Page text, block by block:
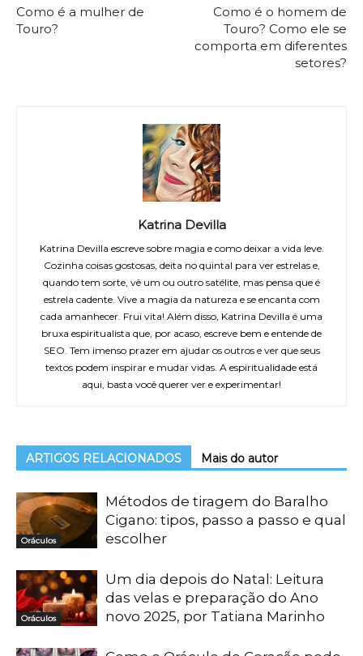
Como é a mulher de
Touro?
Como é o homem de
Touro? Como ele se
comporta em diferentes
setores?
Katrina Devilla
Katrina Devilla escreve sobre magia e como deixar a vida leve.
Cozinha coisas gostosas, deita no quintal para ver estrelas e,
quando tem sorte, vê um ou outro satélite, mas pensa que é
estrela cadente. Vive a magia da natureza e se encanta com
cada amanhecer. Frui vita! Além disso, Katrina Devilla é uma
bruxa espiritualista que, por acaso, escreve bem e entende de
SEO. Tem imenso prazer em ajudar os outros e ver que seus
textos podem inspirar e mudar vidas. A espiritualidade está
aqui, basta você querer ver e experimentar!
ARTIGOS RELACIONADOS Mais do autor
Oráculos
Métodos de tiragem do Baralho
Cigano: tipos, passo a passo e qual
escolher
Oráculos
Um dia depois do Natal: Leitura
das velas e preparação do Ano
novo 2025, por Tatiana Marinho